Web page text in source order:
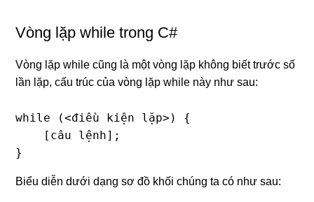
Vòng lặp while trong C#
Vòng lặp while cũng là một vòng lặp không biết trước số
lần lặp, cấu trúc của vòng lặp while này như sau:
while (<điều kiện lặp>) {
    [câu lệnh];
}
Biểu diễn dưới dạng sơ đồ khối chúng ta có như sau: